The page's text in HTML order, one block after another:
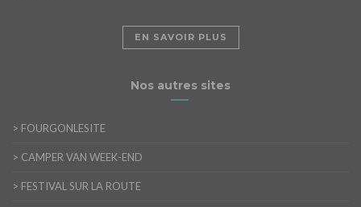
EN SAVOIR PLUS
Nos autres sites
> FOURGONLESITE
> CAMPER VAN WEEK-END
> FESTIVAL SUR LA ROUTE